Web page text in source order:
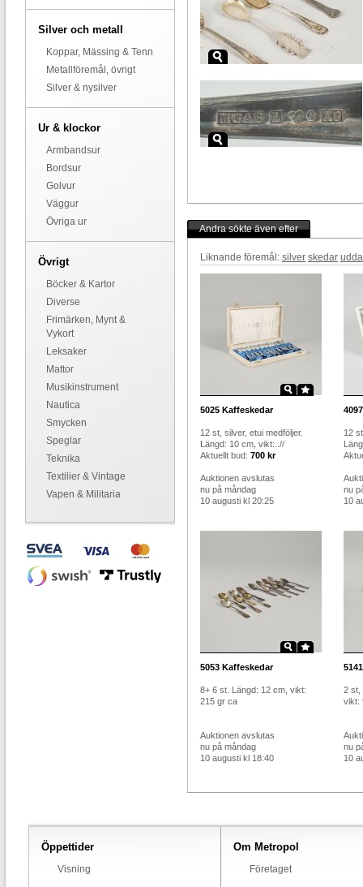
Silver och metall
Koppar, Mässing & Tenn
Metallföremål, övrigt
Silver & nysilver
Ur & klockor
Armbandsur
Bordsur
Golvur
Väggur
Övriga ur
Övrigt
Böcker & Kartor
Diverse
Frimärken, Mynt &
Vykort
Leksaker
Mattor
Musikinstrument
Nautica
Smycken
Speglar
Teknika
Textilier & Vintage
Vapen & Militaria
Andra sökte även efter
Liknande föremål: silver skedar udda
5025 Kaffeskedar
12 st, silver, etui medföljer.
Längd: 10 cm, vikt:..//
Aktuellt bud: 700 kr
Auktionen avslutas
nu på måndag
10 augusti kl 20:25
4097
12
nu
10
5053 Kaffeskedar
8+ 6 st. Längd: 12 cm, vikt:
215 gr ca
Auktionen avslutas
nu på måndag
10 augusti kl 18:40
5141
2 st,
vikt:
nu
10
Öppettider
Visning
Om Metropol
Företaget